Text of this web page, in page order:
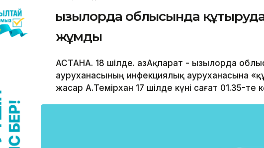
Қызылорда облысында
жұмды
АСТАНА. 18 шілде. ҚазАқпарат - Қызылорда
ауруханасының инфекциялық ауруханасына
жасар А.Темірхан 17 шілде күні сағат 01.35-те